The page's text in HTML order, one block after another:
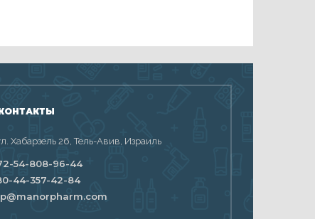
Хабарзель 26, Тель-Авив, Израиль
54-808-96-44
44-357-42-84